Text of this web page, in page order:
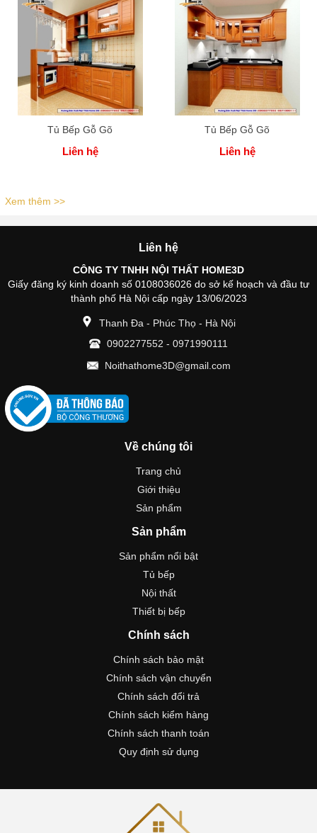
Tủ Bếp Gỗ Gõ
Liên hệ
Tủ Bếp Gỗ Gõ
Liên hệ
Xem thêm >>
Liên hệ
CÔNG TY TNHH NỘI THẤT HOME3D
Giấy đăng ký kinh doanh số 0108036026 do sở kế hoạch và đầu tư
thành phố Hà Nội cấp ngày 13/06/2023
Thanh Đa - Phúc Thọ - Hà Nội
0902277552 - 0971990111
Noithathome3D@gmail.com
Về chúng tôi
Trang chủ
Giới thiệu
Sản phẩm
Sản phẩm
Sản phẩm nổi bật
Tủ bếp
Nội thất
Thiết bị bếp
Chính sách
Chính sách bảo mật
Chính sách vận chuyển
Chính sách đổi trả
Chính sách kiểm hàng
Chính sách thanh toán
Quy định sử dụng